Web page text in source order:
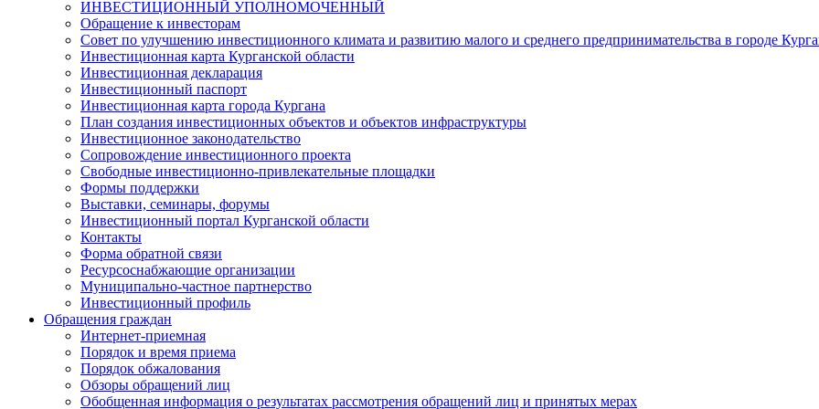
ИНВЕСТИЦИОННЫЙ УПОЛНОМОЧЕННЫЙ
Обращение к инвесторам
Совет по улучшению инвестиционного климата и развитию малого и среднего предпринимательства в городе
Инвестиционная карта Курганской области
Инвестиционная декларация
Инвестиционный паспорт
Инвестиционная карта города Кургана
План создания инвестиционных объектов и объектов инфраструктуры
Инвестиционное законодательство
Сопровождение инвестиционного проекта
Свободные инвестиционно-привлекательные площадки
Формы поддержки
Выставки, семинары, форумы
Инвестиционный портал Курганской области
Контакты
Форма обратной связи
Ресурсоснабжающие организации
Муниципально-частное партнерство
Инвестиционный профиль
Обращения граждан
Интернет-приемная
Порядок и время приема
Порядок обжалования
Обзоры обращений лиц
Обобщенная информация о результатах рассмотрения обращений лиц и принятых мерах